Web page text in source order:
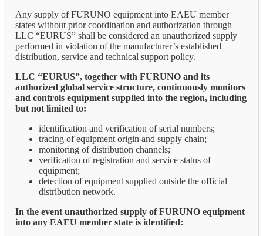
Any supply of FURUNO equipment into EAEU member
states without prior coordination and authorization through
LLC “EURUS” shall be considered an unauthorized supply
performed in violation of the manufacturer’s established
distribution, service and technical support policy.
LLC “EURUS”, together with FURUNO and its
authorized global service structure, continuously monitors
and controls equipment supplied into the region, including
but not limited to:
identification and verification of serial numbers;
tracing of equipment origin and supply chain;
monitoring of distribution channels;
verification of registration and service status of
equipment;
detection of equipment supplied outside the official
distribution network.
In the event unauthorized supply of FURUNO equipment
into any EAEU member state is identified: